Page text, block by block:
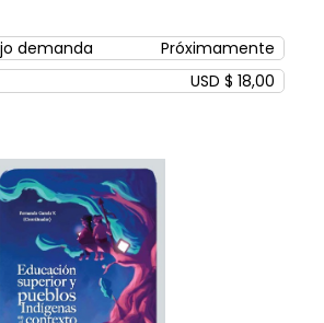
demanda
Próximamente
USD $ 18,00